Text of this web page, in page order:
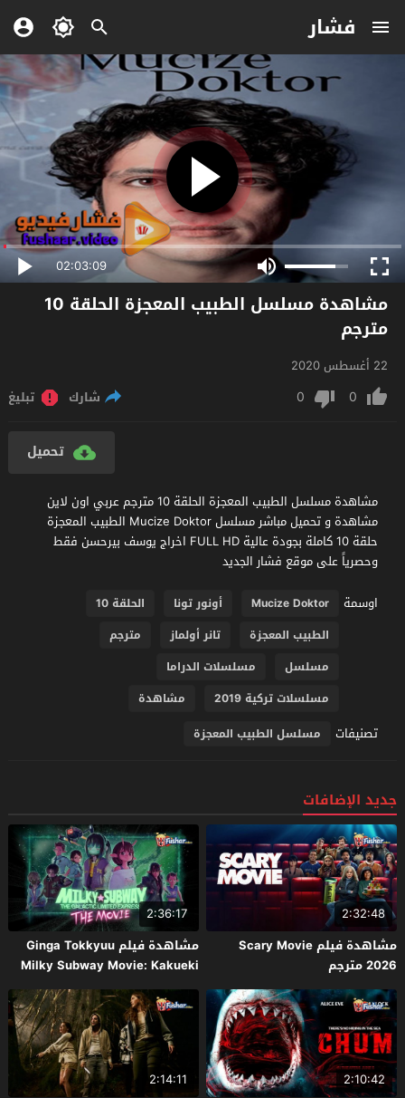
فشار
02:03:09
مشاهدة مسلسل الطبيب المعجزة الحلقة 10
مترجم
22 أغسطس 2020
0
0 شارك تبليغ
تحميل
مشاهدة مسلسل الطبيب المعجزة الحلقة 10 مترجم عربي اون لاين
مشاهدة و تحميل مباشر مسلسل Mucize Doktor الطبيب المعجزة
حلقة 10 كاملة بجودة عالية FULL HD اخراج يوسف بيرحسن فقط
وحصرياً على موقع فشار الجديد
اوسمة
Mucize Doktor أونور تونا
الحلقة 10
الطبيب المعجزة
تانر أولماز
مترجم
مسلسل
مسلسلات الدراما
مسلسلات تركية 2019
مشاهدة
تصنيفات مسلسل الطبيب المعجزة
جديد الإضافات
2:32:48
مشاهدة فيلم Scary Movie
2026 مترجم
2:36:17
مشاهدة فيلم Ginga Tokkyuu
Milky Subway Movie: Kakueki
Teisha Gekijou Yuki 2026 مترجم
2:10:42
2:14:11